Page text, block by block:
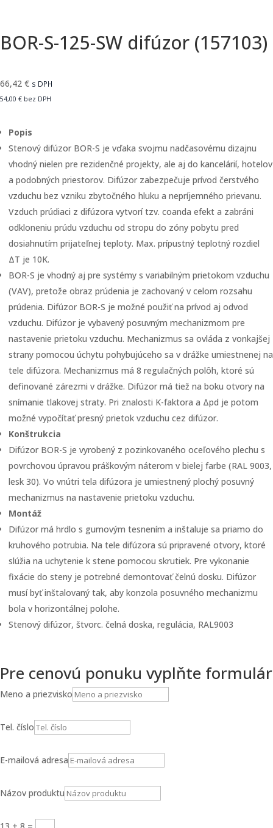
BOR-S-125-SW difúzor (157103)
66,42 € s DPH
54,00 € bez DPH
Popis
Stenový difúzor BOR-S je vďaka svojmu nadčasovému dizajnu
vhodný nielen pre rezidenčné projekty, ale aj do kancelárií, hotelov
a podobných priestorov. Difúzor zabezpečuje prívod čerstvého
vzduchu bez vzniku zbytočného hluku a nepríjemného prievanu.
Vzduch prúdiaci z difúzora vytvorí tzv. coanda efekt a zabráni
odkloneniu prúdu vzduchu od stropu do zóny pobytu pred
dosiahnutím prijateľnej teploty. Max. prípustný teplotný rozdiel
ΔT je 10K.
BOR-S je vhodný aj pre systémy s variabilným prietokom vzduchu
(VAV), pretože obraz prúdenia je zachovaný v celom rozsahu
prúdenia. Difúzor BOR-S je možné použiť na prívod aj odvod
vzduchu. Difúzor je vybavený posuvným mechanizmom pre
nastavenie prietoku vzduchu. Mechanizmus sa ovláda z vonkajšej
strany pomocou úchytu pohybujúceho sa v drážke umiestnenej na
tele difúzora. Mechanizmus má 8 regulačných polôh, ktoré sú
definované zárezmi v drážke. Difúzor má tiež na boku otvory na
snímanie tlakovej straty. Pri znalosti K-faktora a Δpd je potom
možné vypočítať presný prietok vzduchu cez difúzor.
Konštrukcia
Difúzor BOR-S je vyrobený z pozinkovaného oceľového plechu s
povrchovou úpravou práškovým náterom v bielej farbe (RAL 9003,
lesk 30). Vo vnútri tela difúzora je umiestnený plochý posuvný
mechanizmus na nastavenie prietoku vzduchu.
Montáž
Difúzor má hrdlo s gumovým tesnením a inštaluje sa priamo do
kruhového potrubia. Na tele difúzora sú pripravené otvory, ktoré
slúžia na uchytenie k stene pomocou skrutiek. Pre vykonanie
fixácie do steny je potrebné demontovať čelnú dosku. Difúzor
musí byť inštalovaný tak, aby konzola posuvného mechanizmu
bola v horizontálnej polohe.
Stenový difúzor, štvorc. čelná doska, regulácia, RAL9003
Pre cenovú ponuku vyplňte formulár
Meno a priezvisko
Tel. číslo
E-mailová adresa
Názov produktu